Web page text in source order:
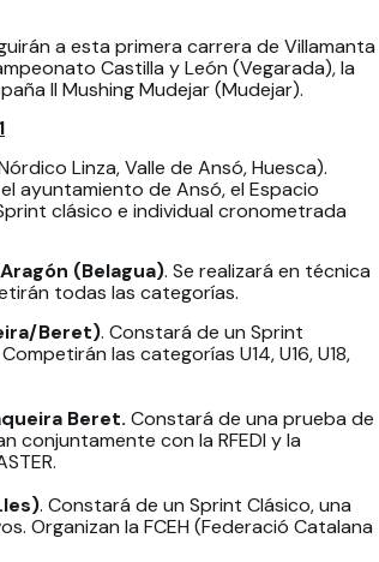
a esta primera carrera de Villamanta
Castilla y León (Vegarada), la
II Mushing Mudejar (Mudejar).
Linza, Valle de Ansó, Huesca).
el ayuntamiento de Ansó, el Espacio
clásico e individual cronometrada
(Belagua). Se realizará en técnica
todas las categorías.
Beret). Constará de un Sprint
las categorías U14, U16, U18,
Beret. Constará de una prueba de
conjuntamente con la RFEDI y la
. Constará de un Sprint Clásico, una
Organizan la FCEH (Federació Catalana